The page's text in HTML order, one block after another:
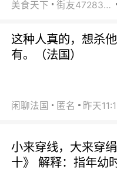
美食天下 街友472838572
这种人真的，想杀
有。（法国）
闲聊法国 匿名 昨天
小来穿线，大来穿
十》 解释：指年幼